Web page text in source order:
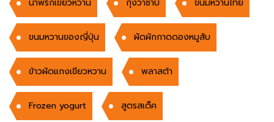
น้ำพริกเขียวหวาน กุ้งวาซาบิ ขนมหวานไทย
ขนมหวานของญี่ปุ่น ผัดผักกาดดองหมูสับ
ข้าวผัดแกงเขียวหวาน พลาสต้า
Frozen yogurt สูตรสเต็ค